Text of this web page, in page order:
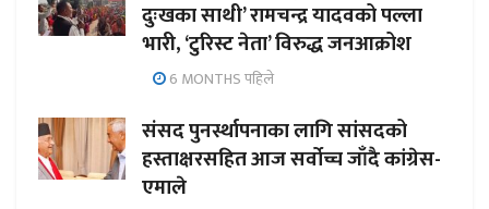
दुःखका साथी’ रामचन्द्र यादवको पल्ला
भारी, ‘टुरिस्ट नेता’ विरुद्ध जनआक्रोश
6 MONTHS पहिले
संसद पुनर्स्थापनाका लागि सांसदको
हस्ताक्षरसहित आज सर्वोच्च जाँदै कांग्रेस-
एमाले